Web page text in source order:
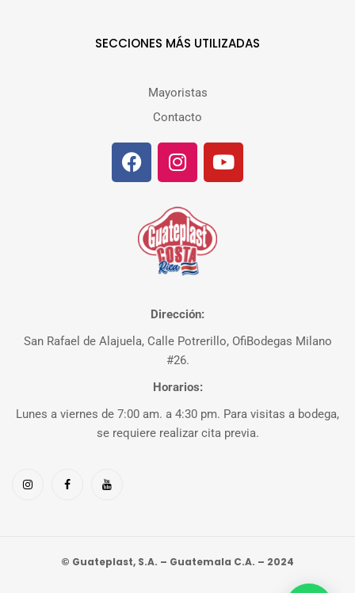
SECCIONES MÁS UTILIZADAS
Mayoristas
Contacto
Dirección:
San Rafael de Alajuela, Calle Potrerillo, OfiBodegas Milano
#26.
Horarios:
Lunes a viernes de 7:00 am. a 4:30 pm. Para visitas a bodega,
se requiere realizar cita previa.
© Guateplast, S.A. – Guatemala C.A. – 2024